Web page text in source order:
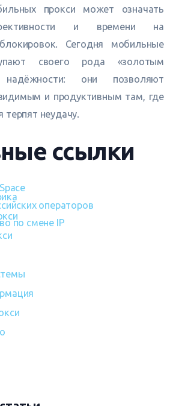
прокси может означать
и времени на
Сегодня мобильные
своего рода «золотым
надёжности: они позволяют
и продуктивным там, где
терпят неудачу.
ссылки
операторов
по смене IP